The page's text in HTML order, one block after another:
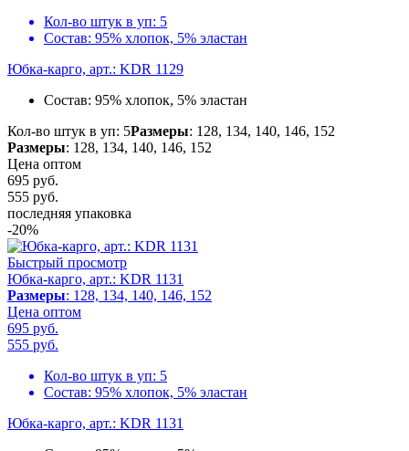
Кол-во штук в уп: 5
Состав: 95% хлопок, 5% эластан
Юбка-карго, арт.: KDR 1129
Состав: 95% хлопок, 5% эластан
Кол-во штук в уп: 5Размеры: 128, 134, 140, 146, 152
Размеры: 128, 134, 140, 146, 152
Цена оптом
695 руб.
555 руб.
последняя упаковка
-20%
Быстрый просмотр
Юбка-карго, арт.: KDR 1131
Размеры: 128, 134, 140, 146, 152
Цена оптом
695 руб.
555 руб.
Кол-во штук в уп: 5
Состав: 95% хлопок, 5% эластан
Юбка-карго, арт.: KDR 1131